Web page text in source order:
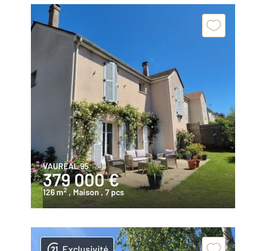
VAUREAL 95
379 000 €
126 m2 , Maison, 7 pcs